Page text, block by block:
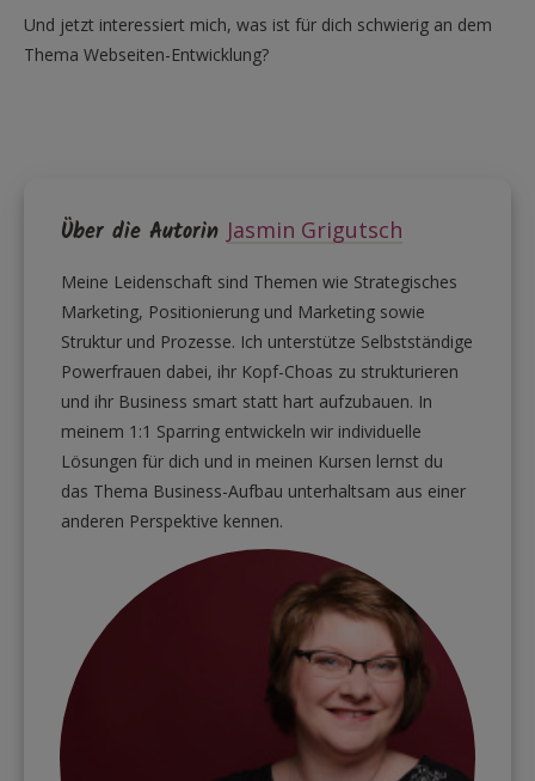
Und jetzt interessiert mich, was ist für dich schwierig an dem
Thema Webseiten-Entwicklung?
Über die AutorinJasmin Grigutsch
Meine Leidenschaft sind Themen wie Strategisches
Marketing, Positionierung und Marketing sowie
Struktur und Prozesse. Ich unterstütze Selbstständige
Powerfrauen dabei, ihr Kopf-Choas zu strukturieren
und ihr Business smart statt hart aufzubauen. In
meinem 1:1 Sparring entwickeln wir individuelle
Lösungen für dich und in meinen Kursen lernst du
das Thema Business-Aufbau unterhaltsam aus einer
anderen Perspektive kennen.